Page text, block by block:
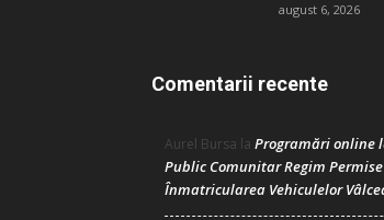
august 6, 2026
Comentarii recente
Aurel Bursa la Programări online
Public Comunitar Regim
Înmatricularea Vehiculelor